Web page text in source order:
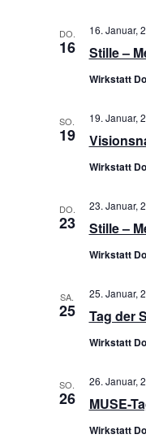
DO.
16 Stille –
16. Januar,
Wirkstatt
SO.
19
19. Januar,
Wirkstatt
DO.
23 Stille –
23. Januar,
Wirkstatt
SA.
25 Tag der
25. Januar,
Wirkstatt
SO.
26 MUSE-
26. Januar,
Wirkstatt